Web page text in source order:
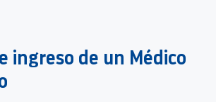
ingreso de un Médico